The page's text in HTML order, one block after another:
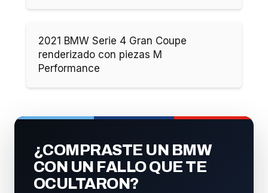
2021 BMW Serie 4 Gran Coupe
renderizado con piezas M
Performance
¿COMPRASTE UN BMW
CON UN FALLO QUE TE
OCULTARON?